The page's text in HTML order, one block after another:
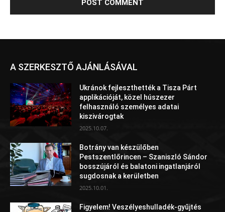
A SZERKESZTŐ AJÁNLÁSÁVAL
Ukránok fejleszthették a Tisza Párt
applikációját, közel húszezer
felhasználó személyes adatai
kiszivárogtak
2025.10.07.
Botrány van készülőben
Pestszentlőrincen – Szaniszló Sándor
bosszújáról és balatoni ingatlanjáról
sugdosnak a kerületben
2025.10.01.
Figyelem! Veszélyeshulladék-gyűjtés